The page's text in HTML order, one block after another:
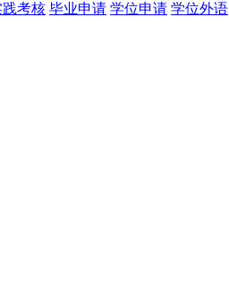
践考核 毕业申请 学位申请 学位外语